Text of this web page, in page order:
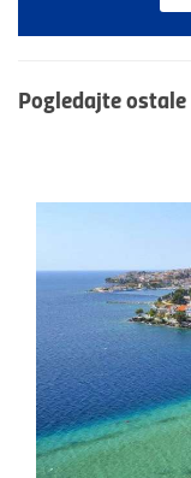
Pogledajte ostale